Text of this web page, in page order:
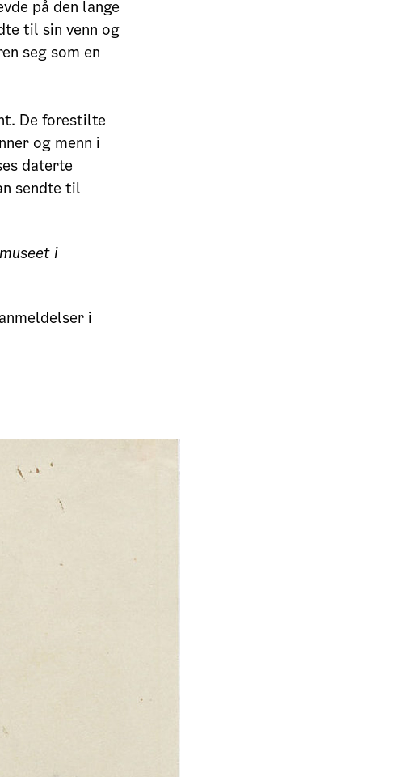
på den lange
til sin venn og
seg som en
De forestilte
og menn i
daterte
sendte til
i
i